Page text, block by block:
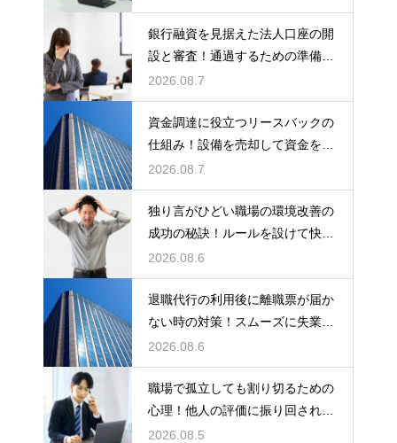
銀行融資を見据えた法人口座の開
設と審査！通過するための準備と
ポイント
2026.08.7
資金調達に役立つリースバックの
仕組み！設備を売却して資金を得
る方法
2026.08.7
独り言がひどい職場の環境改善の
成功の秘訣！ルールを設けて快適
な空間を作る
2026.08.6
退職代行の利用後に離職票が届か
ない時の対策！スムーズに失業保
険をもらう
2026.08.6
職場で孤立しても割り切るための
心理！他人の評価に振り回されな
いための術
2026.08.5